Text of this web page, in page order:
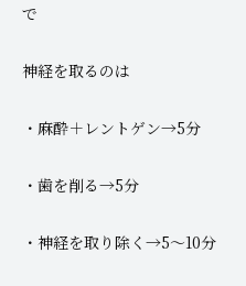
で
神経を取るのは
・麻酔＋レントゲン→5分
・歯を削る→5分
・神経を取り除く→5～10分